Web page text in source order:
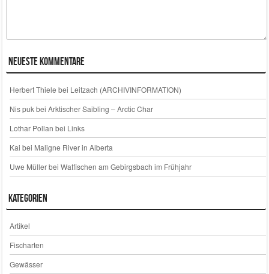
Neueste Kommentare
Herbert Thiele bei Leitzach (ARCHIVINFORMATION)
Nis pukbei Arktischer Saibling – Arctic Char
Lothar Pollan bei Links
Kai bei Maligne River in Alberta
Uwe Müllerbei Watfischen am Gebirgsbach im Frühjahr
Kategorien
Artikel
Fischarten
Gewässer